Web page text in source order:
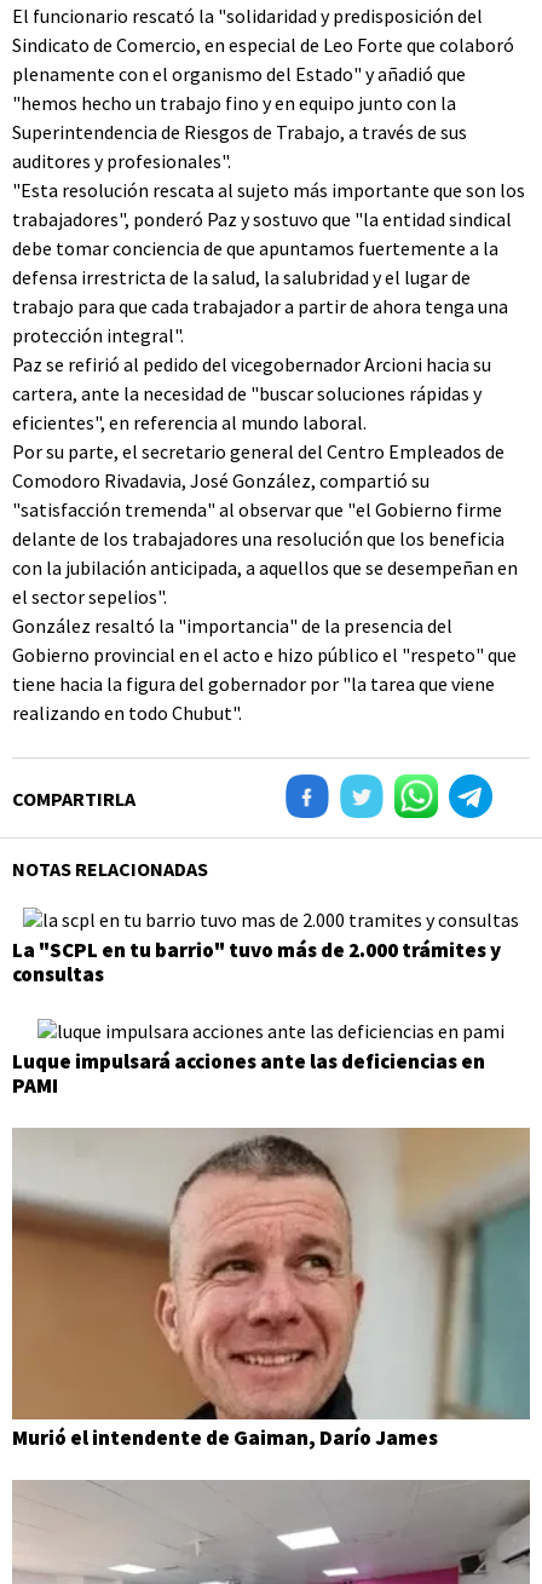
El funcionario rescató la "solidaridad y predisposición del
Sindicato de Comercio, en especial de Leo Forte que colaboró
plenamente con el organismo del Estado" y añadió que
"hemos hecho un trabajo fino y en equipo junto con la
Superintendencia de Riesgos de Trabajo, a través de sus
auditores y profesionales".
"Esta resolución rescata al sujeto más importante que son los
trabajadores", ponderó Paz y sostuvo que "la entidad sindical
debe tomar conciencia de que apuntamos fuertemente a la
defensa irrestricta de la salud, la salubridad y el lugar de
trabajo para que cada trabajador a partir de ahora tenga una
protección integral".
Paz se refirió al pedido del vicegobernador Arcioni hacia su
cartera, ante la necesidad de "buscar soluciones rápidas y
eficientes", en referencia al mundo laboral.
Por su parte, el secretario general del Centro Empleados de
Comodoro Rivadavia, José González, compartió su
"satisfacción tremenda" al observar que "el Gobierno firme
delante de los trabajadores una resolución que los beneficia
con la jubilación anticipada, a aquellos que se desempeñan en
el sector sepelios".
González resaltó la "importancia" de la presencia del
Gobierno provincial en el acto e hizo público el "respeto" que
tiene hacia la figura del gobernador por "la tarea que viene
realizando en todo Chubut".
COMPARTIRLA
NOTAS RELACIONADAS
La "SCPL en tu barrio" tuvo más de 2.000 trámites y
consultas
Luque impulsará acciones ante las deficiencias en
PAMI
Murió el intendente de Gaiman, Darío James